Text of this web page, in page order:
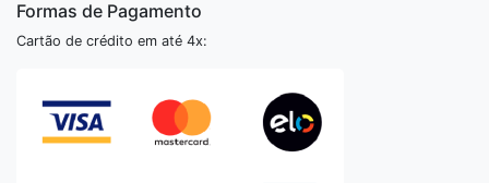
Formas de Pagamento
Cartão de crédito em até 4x: